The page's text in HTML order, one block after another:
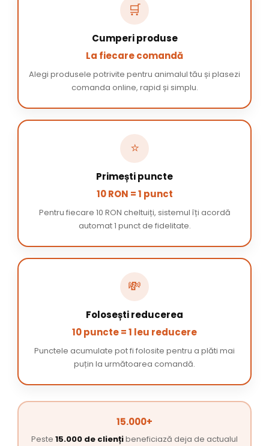
🛒
Cumperi produse
La fiecare comandă
Alegi produsele potrivite pentru animalul tău și plasezi
comanda online, rapid și simplu.
⭐
Primești puncte
10 RON = 1 punct
Pentru fiecare 10 RON cheltuiți, sistemul îți acordă
automat 1 punct de fidelitate.
💸
Folosești reducerea
10 puncte = 1 leu reducere
Punctele acumulate pot fi folosite pentru a plăti mai
puțin la următoarea comandă.
15.000+
Peste 15.000 de cliențibeneficiază deja de actualul